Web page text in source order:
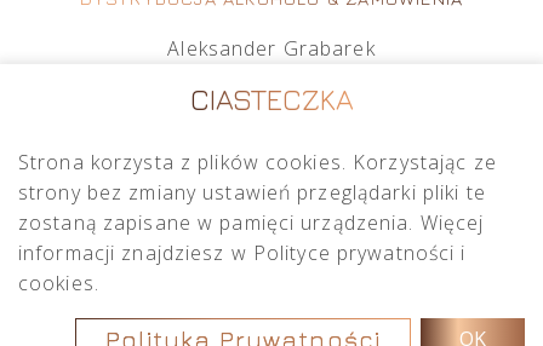
Aleksander Grabarek
+48 512 569 456
Mateusz Sielczak
mateusz.s@crimston.pl
+48 793 079 027
CIASTECZKA
Strona korzysta z plików cookies. Korzystając ze
strony bez zmiany ustawień przeglądarki pliki te
zostaną zapisane w pamięci urządzenia. Więcej
informacji znajdziesz w Polityce prywatności i
cookies.
Polityka Prywatności OK